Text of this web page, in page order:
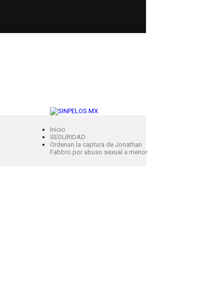
Inicio
SEGURIDAD
Ordenan la captura de Jonathan
Fabbro por abuso sexual a menor